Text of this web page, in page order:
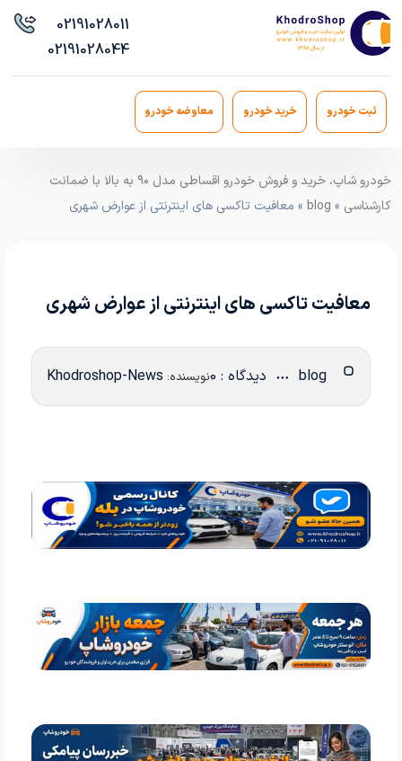
02191028011
02191028044
ثبت خودرو خرید خودرو معاوضه خودرو
خودرو شاپ، خرید و فروش خودرو اقساطی مدل ۹۰ به بالا با ضمانت
کارشناسی »
blog » معافیت تاکسی های اینترنتی از عوارض شهری
معافیت تاکسی های اینترنتی از عوارض شهری
دیدگاه : 0 نویسنده: Khodroshop-News